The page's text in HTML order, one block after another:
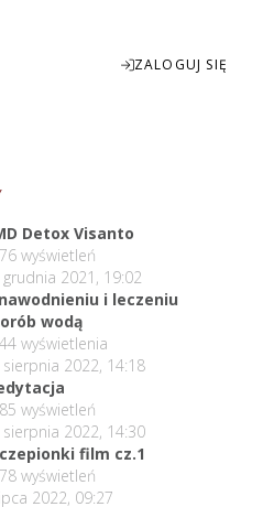
ZALOGUJ SIĘ
Detox Visanto
wyświetleń
grudnia 2021, 19:02
i leczeniu
wodą
wyświetlenia
sierpnia 2022, 14:18
wyświetleń
sierpnia 2022, 14:30
film cz.1
wyświetleń
2022, 09:27